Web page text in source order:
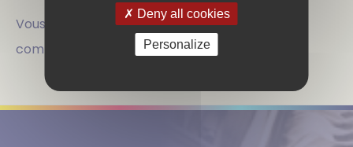
Vous devez vous connecterpour publier un
commentaire.
Deny all cookies
Personalize